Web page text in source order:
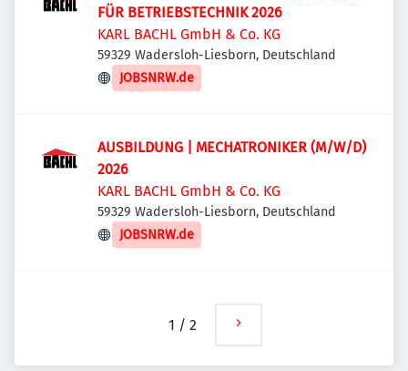
FÜR BETRIEBSTECHNIK 2026
KARL BACHL GmbH & Co. KG
59329 Wadersloh-Liesborn, Deutschland
JOBSNRW.de
AUSBILDUNG | MECHATRONIKER (M/W/D)
2026
KARL BACHL GmbH & Co. KG
59329 Wadersloh-Liesborn, Deutschland
JOBSNRW.de
1 / 2